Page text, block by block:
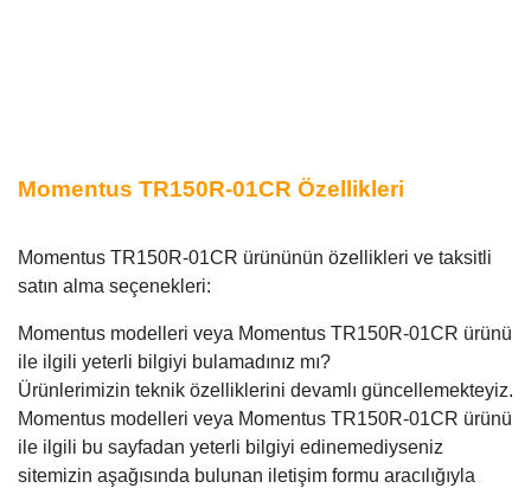
Momentus TR150R-01CR Özellikleri
Momentus TR150R-01CR ürününün özellikleri ve taksitli
satın alma seçenekleri:
Momentus modelleri veya Momentus TR150R-01CR ürünü
ile ilgili yeterli bilgiyi bulamadınız mı?
Ürünlerimizin teknik özelliklerini devamlı güncellemekteyiz.
Momentus modelleri veya Momentus TR150R-01CR ürünü
ile ilgili bu sayfadan yeterli bilgiyi edinemediyseniz
sitemizin aşağısında bulunan iletişim formu aracılığıyla